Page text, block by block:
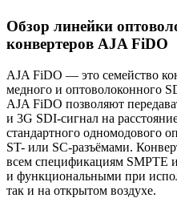
Обзор линейки
конвертеров AJA FiDO
AJA FiDO — это семейство
медного и оптоволоконного
AJA FiDO позволяют
и 3G SDI-сигнал на
стандартного одномодового
ST- или SC-разъёмами.
всем спецификациям SMPTE
и функциональными при
так и на открытом воздухе.